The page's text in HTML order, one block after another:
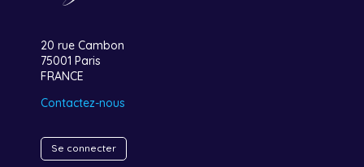
20 rue Cambon
75001 Paris
FRANCE
Contactez-nous
Se connecter